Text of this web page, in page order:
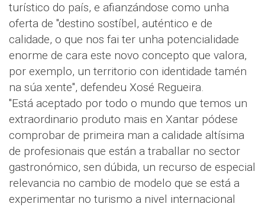
turístico do país, e afianzándose como unha
oferta de "destino sostíbel, auténtico e de
calidade, o que nos fai ter unha potencialidade
enorme de cara este novo concepto que valora,
por exemplo, un territorio con identidade tamén
na súa xente", defendeu Xosé Regueira.
"Está aceptado por todo o mundo que temos un
extraordinario produto mais en Xantar pódese
comprobar de primeira man a calidade altísima
de profesionais que están a traballar no sector
gastronómico, sen dúbida, un recurso de especial
relevancia no cambio de modelo que se está a
experimentar no turismo a nivel internacional